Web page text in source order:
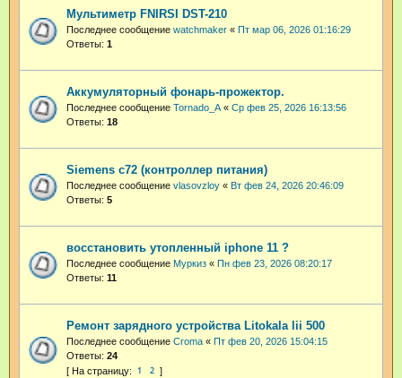
Мультиметр FNIRSI DST-210
Последнее сообщение watchmaker « Пт мар 06, 2026 01:16:29
Ответы: 1
Аккумуляторный фонарь-прожектор.
Последнее сообщение Tornado_A« Ср фев 25, 2026 16:13:56
Ответы: 18
Siemens c72 (контроллер питания)
Последнее сообщение vlasovzloy « Вт фев 24, 2026 20:46:09
Ответы: 5
восстановить утопленный iphone 11 ?
Последнее сообщение Муркиз « Пн фев 23, 2026 08:20:17
Ответы: 11
Ремонт зарядного устройства Litokala lii 500
Последнее сообщение Croma « Пт фев 20, 2026 15:04:15
Ответы: 24
1 2